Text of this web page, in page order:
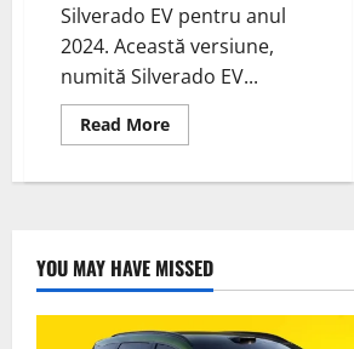
Silverado EV pentru anul
2024. Această versiune,
numită Silverado EV...
Read MoreRead
more
a
model
de
vânzare
camionetei
Silverado
YOU MAY HAVE MISSED